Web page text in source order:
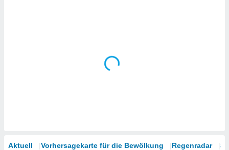
Aktuell Vorhersagekarte für die Bewölkung Regenradar